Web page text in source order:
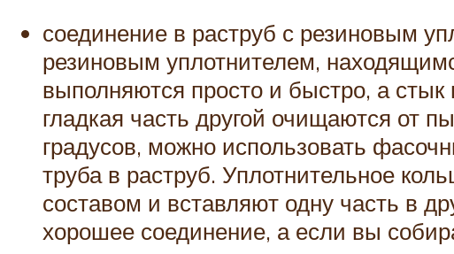
соединение в раструб с резиновым
резиновым уплотнителем,
выполняются просто и быстро, а
гладкая часть другой очищаются от
градусов, можно использовать
труба в раструб. Уплотнительное
составом и вставляют одну часть в
хорошее соединение, а если вы